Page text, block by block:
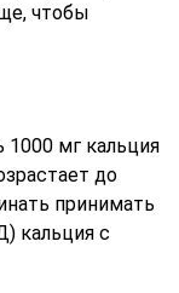
чтобы
мг кальция
до
принимать
кальция с